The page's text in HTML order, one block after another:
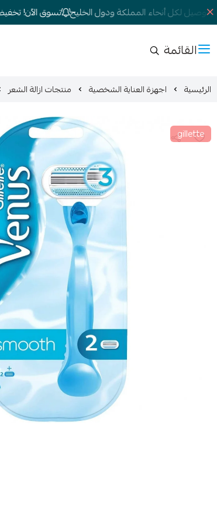
لكل أنحاء المملكة ودول الخليج تسوق الآن! تخفيضات
القائمة
الرئيسية اجهزة العناية الشخصية منتجات ازالة الشعر
gillette